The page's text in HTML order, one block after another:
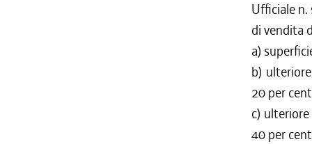
Ufficiale n.
di vendita
a)
b)
20 per
c)
40 per